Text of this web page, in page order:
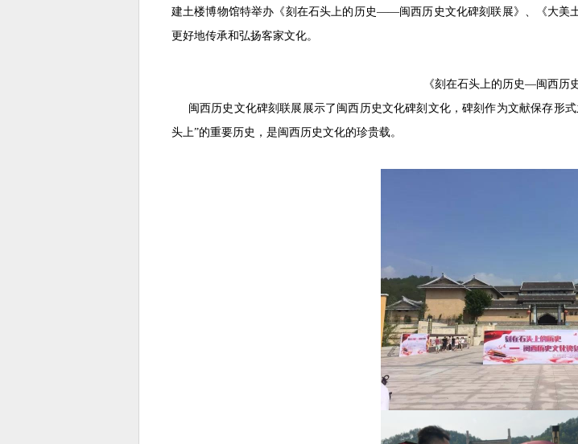
建土楼博物馆特举办《刻在石头上的历史——闽西历史文化碑刻联展》、《大
更好地传承和弘扬客家文化。
《刻在石头上的历史—闽西历
闽西历史文化碑刻联展展示了闽西历史文化碑刻文化，碑刻作为文献保存形
头上”的重要历史，是闽西历史文化的珍贵载。